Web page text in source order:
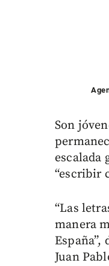
Son
escalada
“escribir
“Las
manera
Juan